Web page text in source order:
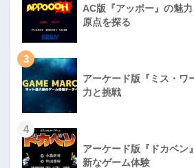
AC版『アッポー』の魅
原点を探る
3
アーケード版『ミス・ワ
力と挑戦
4
アーケード版『ドカベン
新なゲーム体験